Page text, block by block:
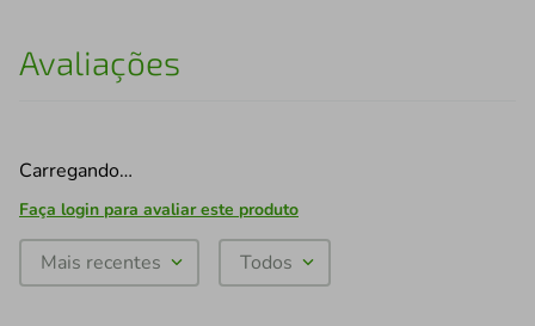
Avaliações
Carregando…
Faça login para avaliar este produto
Mais recentes Todos